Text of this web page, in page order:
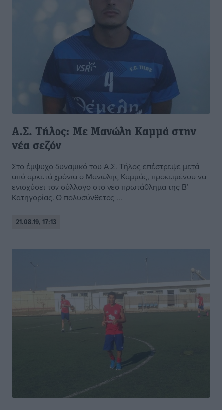
Α.Σ. Τήλος: Με Μανώλη Καμμά στην
νέα σεζόν
Στο έμψυχο δυναμικό του Α.Σ. Τήλος επέστρεψε μετά
από αρκετά χρόνια ο Μανώλης Καμμάς, προκειμένου να
ενισχύσει τον σύλλογο στο νέο πρωτάθλημα της Β’
Κατηγορίας. Ο πολυσύνθετος ...
21.08.19, 17:13